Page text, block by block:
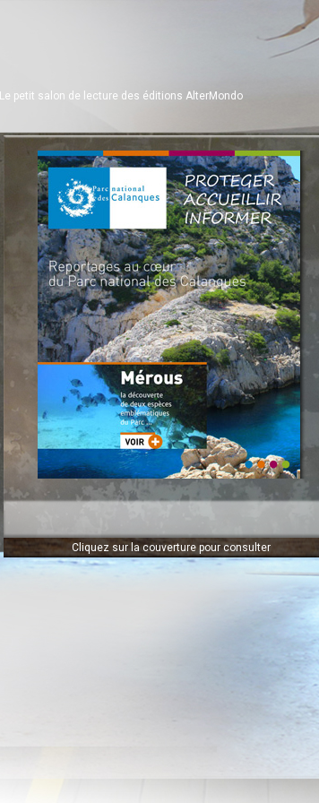
Le petit salon de lecture des éditions AlterMondo
Cliquez sur la couverture pour consulter
Les mérous et les
corbs
La chasse et les
réglementations